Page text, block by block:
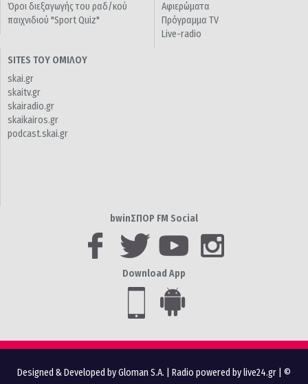
Όροι διεξαγωγής του ραδ/κού
παιχνιδιού "Sport Quiz"
Αφιερώματα
Πρόγραμμα TV
Live-radio
SITES ΤΟΥ ΟΜΙΛΟΥ
skai.gr
skaitv.gr
skairadio.gr
skaikairos.gr
podcast.skai.gr
bwinΣΠΟΡ FM Social
Download App
Designed & Developed by Gloman S.A. Radio powered by live24.gr | ©